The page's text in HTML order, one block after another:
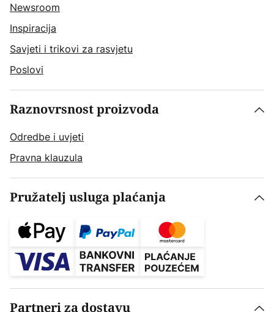
Newsroom
Inspiracija
Savjeti i trikovi za rasvjetu
Poslovi
Raznovrsnost proizvoda
Odredbe i uvjeti
Pravna klauzula
Pružatelj usluga plaćanja
Partneri za dostavu